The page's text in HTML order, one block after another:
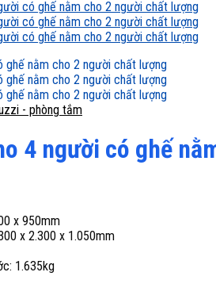
- phòng tắm
4 người có ghế
x 950mm
x 2.300 x 1.050mm
1.635kg